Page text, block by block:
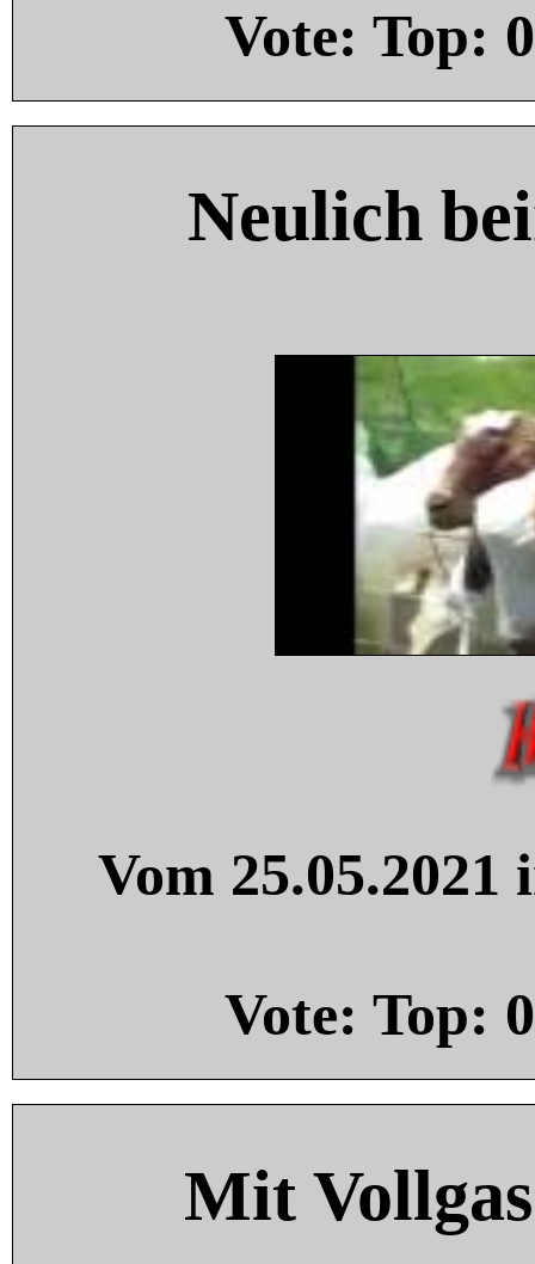
Vote: Top: 0
Neulich
Vom
Vote: Top: 0
Mit